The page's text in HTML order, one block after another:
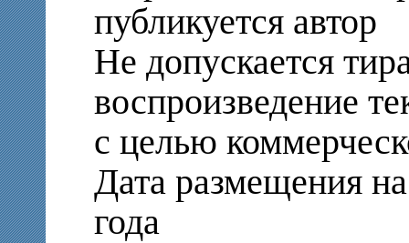
публикуется автор
Не допускается
воспроизведение
с целью
Дата размещения
года